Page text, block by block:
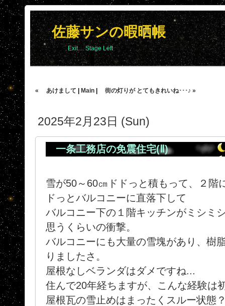
佐藤サンの暇晒帳
Exit.... Stage Left
« あけまして Main 街の灯りが とてもきれいね･･･♪ »
2025年2月23日 (Sun)
一条工務店の免震住宅(Ⅱ)
雪が50～60㎝ドドっと積もって、２階
ドっとバルコニーに直落下して
バルコニー下の１階キッチンがミシミ
思うくらいの衝撃。
バルコニーにも大量の雪塊があり、樹
りましたさ。
屋根なしベランダはダメですね...
住んで20年経ちますが、こんな経験は
屋根瓦の雪止めはまったくスルー状態